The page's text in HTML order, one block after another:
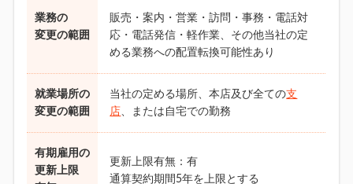
業務の
変更の範囲
販売・案内・営業・訪問・事務・電話対
応・電話発信・軽作業、その他当社の定
める業務への配置転換可能性あり
就業場所の
変更の範囲
当社の定める場所、本店及び全ての支
店、または自宅での勤務
有期雇用の
更新上限
更新上限有無：有
通算契約期間5年を上限とする